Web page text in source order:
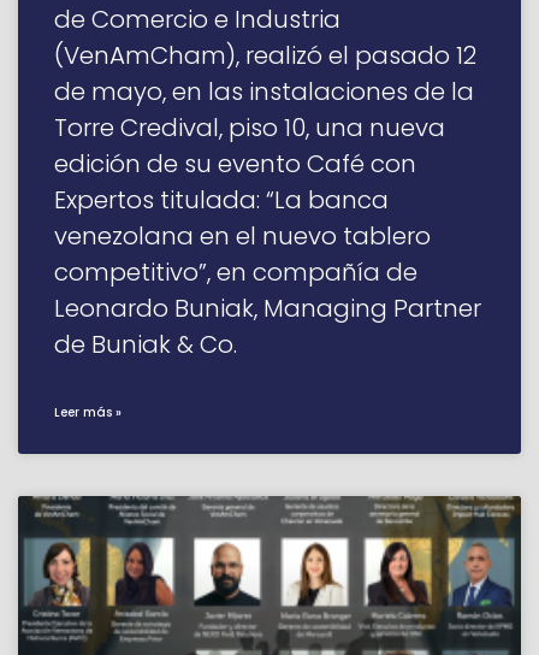
de Comercio e Industria
(VenAmCham), realizó el pasado 12
de mayo, en las instalaciones de la
Torre Credival, piso 10, una nueva
edición de su evento Café con
Expertos titulada: “La banca
venezolana en el nuevo tablero
competitivo”, en compañía de
Leonardo Buniak, Managing Partner
de Buniak & Co.
Leer más »